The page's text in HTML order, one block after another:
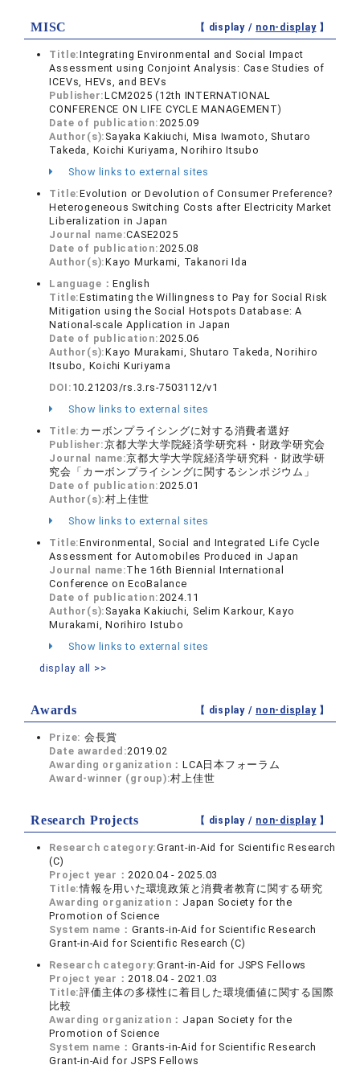
MISC 【 display / non-display】
Title:Integrating Environmental and Social Impact
Assessment using Conjoint Analysis: Case Studies of
ICEVs, HEVs, and BEVs
Publisher:LCM2025 (12th INTERNATIONAL
CONFERENCE ON LIFE CYCLE MANAGEMENT)
Date of publication:2025.09
Author(s): Sayaka Kakiuchi, Misa Iwamoto, Shutaro
Takeda, Koichi Kuriyama, Norihiro Itsubo
Show links to external sites
Title:Evolution or Devolution of Consumer Preference?
Heterogeneous Switching Costs after Electricity Market
Liberalization in Japan
Journal name:CASE2025
Date of publication:2025.08
Author(s):Kayo Murkami, Takanori Ida
Language：English
Title:Estimating the Willingness to Pay for Social Risk
Mitigation using the Social Hotspots Database: A
National-scale Application in Japan
Date of publication:2025.06
Author(s):Kayo Murakami, Shutaro Takeda, Norihiro
Itsubo, Koichi Kuriyama
DOI: 10.21203/rs.3.rs-7503112/v1
Show links to external sites
Title: カーボンプライシングに対する消費者選好
Publisher:京都大学大学院経済学研究科・財政学研究会
Journal name:京都大学大学院経済学研究科・財政学研
究会「カーボンプライシングに関するシンポジウム」
Date of publication:2025.01
Author(s):村上佳世
Show links to external sites
Title:Environmental, Social and Integrated Life Cycle
Assessment for Automobiles Produced in Japan
Journal name:The 16th Biennial International
Conference on EcoBalance
Date of publication:2024.11
Author(s): Sayaka Kakiuchi, Selim Karkour, Kayo
Murakami, Norihiro Istubo
Show links to external sites
display all >>
Awards 【 display / non-display】
Prize: 会長賞
Date awarded:2019.02
Awarding organization：LCA日本フォーラム
Award-winner (group):村上佳世
Research Projects 【 display / non-display】
Research category:Grant-in-Aid for Scientific Research
(C)
Project year：2020.04 - 2025.03
Title:情報を用いた環境政策と消費者教育に関する研究
Awarding organization： Japan Society for the
Promotion of Science
System name： Grants-in-Aid for Scientific Research
Grant-in-Aid for Scientific Research (C)
Research category:Grant-in-Aid for JSPS Fellows
Project year：2018.04 - 2021.03
Title:評価主体の多様性に着目した環境価値に関する国際
比較
Awarding organization： Japan Society for the
Promotion of Science
System name： Grants-in-Aid for Scientific Research
Grant-in-Aid for JSPS Fellows